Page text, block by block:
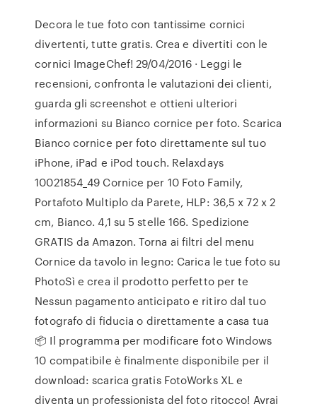
Decora le tue foto con tantissime cornici
divertenti, tutte gratis. Crea e divertiti con le
cornici ImageChef! 29/04/2016 · ‎Leggi le
recensioni, confronta le valutazioni dei clienti,
guarda gli screenshot e ottieni ulteriori
informazioni su Bianco cornice per foto. Scarica
Bianco cornice per foto direttamente sul tuo
iPhone, iPad e iPod touch. Relaxdays
10021854_49 Cornice per 10 Foto Family,
Portafoto Multiplo da Parete, HLP: 36,5 x 72 x 2
cm, Bianco. 4,1 su 5 stelle 166. Spedizione
GRATIS da Amazon. Torna ai filtri del menu
Cornice da tavolo in legno: Carica le tue foto su
PhotoSì e crea il prodotto perfetto per te ️
Nessun pagamento anticipato e ritiro dal tuo
fotografo di fiducia o direttamente a casa tua
📦 Il programma per modificare foto Windows
10 compatibile è finalmente disponibile per il
download: scarica gratis FotoWorks XL e
diventa un professionista del foto ritocco! Avrai